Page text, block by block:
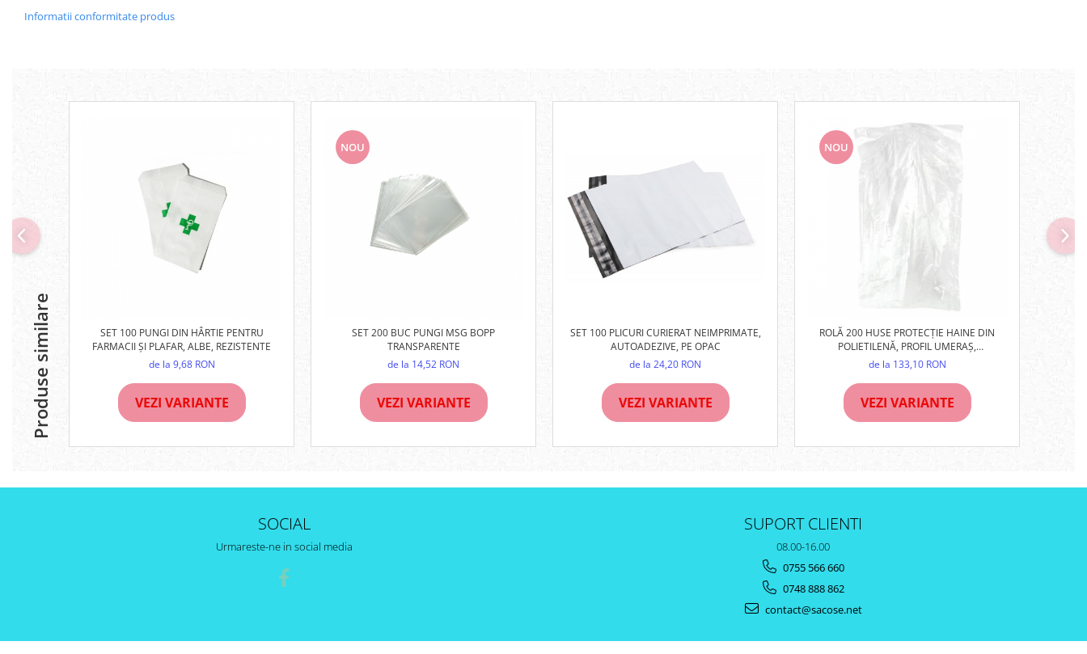
Informatii conformitate produs
Produse similare
SET 100 PUNGI DIN HÂRTIE PENTRU
FARMACII ȘI PLAFAR, ALBE, REZISTENTE
de la 9,68 RON
VEZI VARIANTE
NOU
SET 200 BUC PUNGI MSG BOPP
TRANSPARENTE
de la 14,52 RON
VEZI VARIANTE
SET 100 PLICURI CURIERAT NEIMPRIMATE,
AUTOADEZIVE, PE OPAC
de la 24,20 RON
VEZI VARIANTE
NOU
ROLĂ 200 HUSE PROTECȚIE HAINE DIN
POLIETILENĂ, PROFIL UMERAȘ,
TRANSPARENTE
de la 133,10 RON
VEZI VARIANTE
SOCIAL
Urmareste-ne in social media
SUPORT CLIENTI
08.00-16.00
0755 566 660
0748 888 862
contact@sacose.net